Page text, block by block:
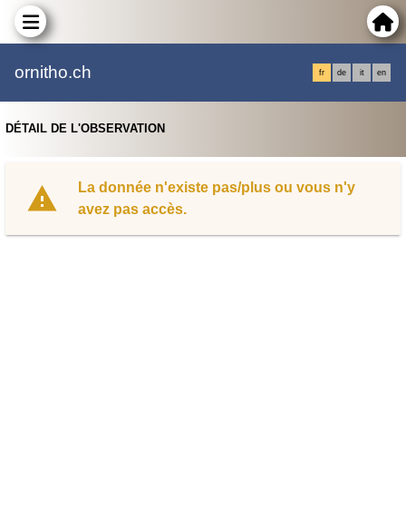
ornitho.ch fr de it en
DÉTAIL DE L'OBSERVATION
La donnée n'existe pas/plus ou vous n'y
avez pas accès.